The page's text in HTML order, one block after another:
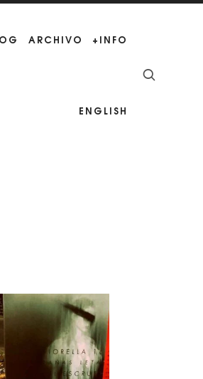
ARCHIVO +INFO
ENGLISH